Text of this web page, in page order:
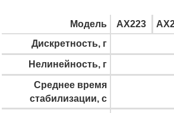
Модель AX223
Дискретность, г
Нелинейность, г
Среднее время
стабилизации, с